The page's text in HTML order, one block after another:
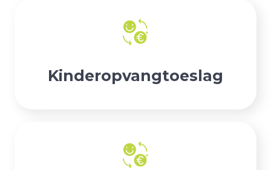
Kinderopvangtoeslag